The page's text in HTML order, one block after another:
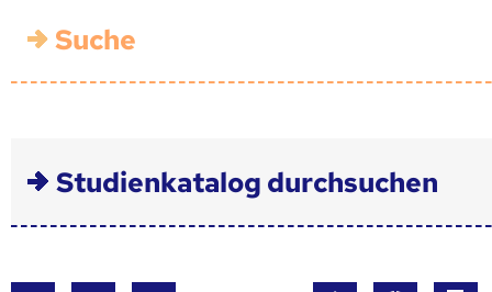
Suche
Studienkatalog durchsuchen